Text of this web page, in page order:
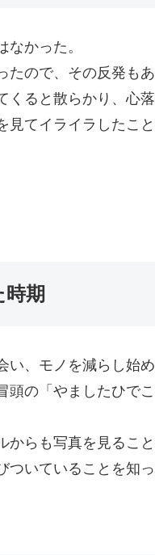
かった。
ので、その反発もあ
くると散らかり、心
見てイライラしたこ
期
、モノを減らし始め
頭の「やましたひで
からも写真を見ること
いていることを知